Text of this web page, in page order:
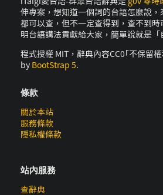
伸專案，想知道一個詞的台語怎麼說
都可以查，但不一定查得到，查不到
明台語講法貢獻給大家，簡單說就是「
程式授權 MIT，辭典內容CC0｢不保留
by BootStrap 5.
條款
關於本站
服務條款
隱私權條款
站內服務
查辭典